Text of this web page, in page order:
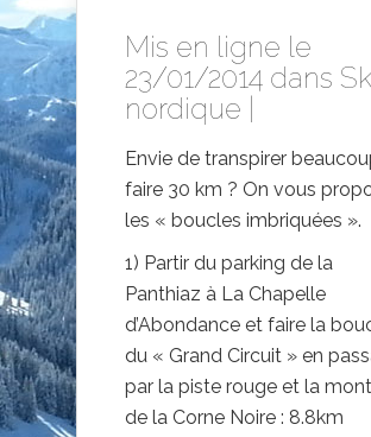
Mis en ligne le
23/01/2014 dans
nordique
Envie de transpirer
faire 30 km ? On vous
les « boucles imbriquées ».
1) Partir du parking de la
Panthiaz à La Chapelle
d’Abondance et faire la
du « Grand Circuit » en
par la piste rouge et la
de la Corne Noire : 8.8km